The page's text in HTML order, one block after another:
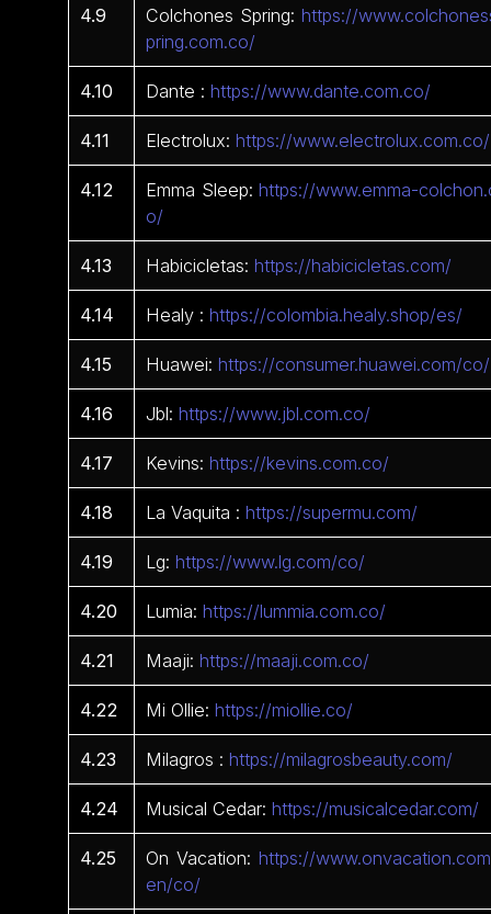
4.9 Colchones Spring:https://
pring.com.co/
4.10 Dante :https://www.dante.com.co/
4.11 Electrolux:https://www.electrolux.com.co/
4.12 Emma Sleep:https://www.emma-
o/
4.13 Habicicletas:https://habicicletas.com/
4.14 Healy :https://colombia.healy.shop/es/
4.15 Huawei:https://consumer.huawei.com/co/
4.16 Jbl:https://www.jbl.com.co/
4.17 Kevins:https://kevins.com.co/
4.18 La Vaquita :https://supermu.com/
4.19 Lg:https://www.lg.com/co/
4.20 Lumia:https://lummia.com.co/
4.21 Maaji:https://maaji.com.co/
4.22 Mi Ollie:https://miollie.co/
4.23 Milagros :https://milagrosbeauty.com/
4.24 Musical Cedar:https://musicalcedar.com/
4.25 On Vacation:https://
en/co/